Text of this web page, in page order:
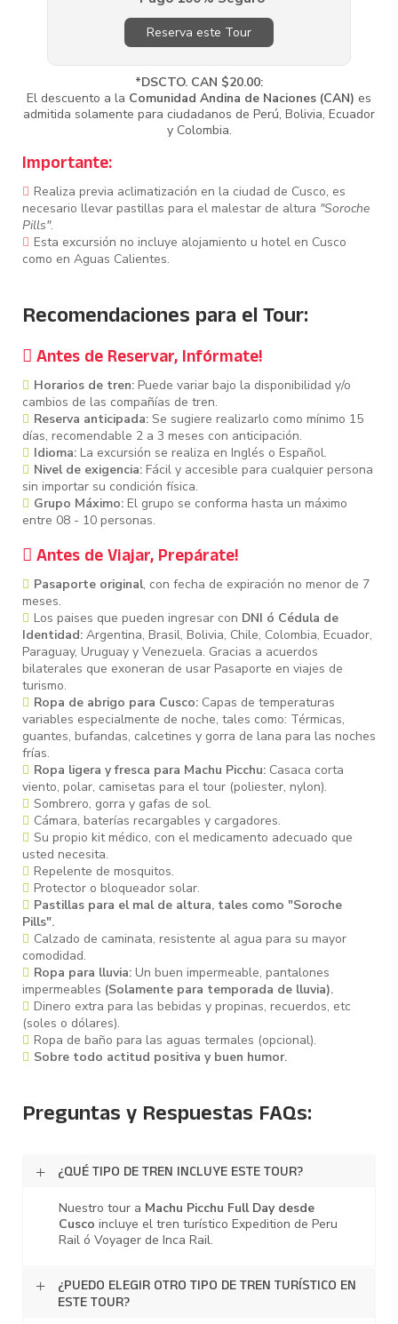
Actividades:Cultural y Arqueológico.
Altitud Cusco:3,350 m (10,990 pies).
Altitud Aguas Calientes:2,020 m (6,627 pies).
Altitud Machu Picchu:2,430 m (7,972 pies).
Reserva este Tour
*DSCTO. CAN $20.00:
El descuento a la Comunidad Andina de Naciones (CAN) es
admitida solamente para ciudadanos de Perú, Bolivia, Ecuador
y Colombia.
Importante:
Realiza previa aclimatización en la ciudad de Cusco, es
necesario llevar pastillas para el malestar de altura "Soroche
Pills".
Esta excursión no incluye alojamiento u hotel en Cusco
como en Aguas Calientes.
Recomendaciones para el Tour:
Antes de Reservar, Infórmate!
Horarios de tren: Puede variar bajo la disponibilidad y/o
cambios de las compañías de tren.
Reserva anticipada: Se sugiere realizarlo como mínimo 15
días, recomendable 2 a 3 meses con anticipación.
Idioma: La excursión se realiza en Inglés o Español.
Nivel de exigencia: Fácil y accesible para cualquier persona
sin importar su condición física.
Grupo Máximo: El grupo se conforma hasta un máximo
entre 08 - 10 personas.
Antes de Viajar, Prepárate!
Pasaporte original, con fecha de expiración no menor de 7
meses.
Los paises que pueden ingresar con DNI ó Cédula de
Identidad: Argentina, Brasil, Bolivia, Chile, Colombia, Ecuador,
Paraguay, Uruguay y Venezuela. Gracias a acuerdos
bilaterales que exoneran de usar Pasaporte en viajes de
turismo.
Ropa de abrigo para Cusco: Capas de temperaturas
variables especialmente de noche, tales como: Térmicas,
guantes, bufandas, calcetines y gorra de lana para las noches
frías.
Ropa ligera y fresca para Machu Picchu: Casaca corta
viento, polar, camisetas para el tour (poliester, nylon).
Sombrero, gorra y gafas de sol.
Cámara, baterías recargables y cargadores.
Su propio kit médico, con el medicamento adecuado que
usted necesita.
Repelente de mosquitos.
Protector o bloqueador solar.
Pastillas para el mal de altura, tales como "Soroche
Pills".
Calzado de caminata, resistente al agua para su mayor
comodidad.
Ropa para lluvia: Un buen impermeable, pantalones
impermeables (Solamente para temporada de lluvia).
Dinero extra para las bebidas y propinas, recuerdos, etc
(soles o dólares).
Ropa de baño para las aguas termales (opcional).
Sobre todo actitud positiva y buen humor.
Preguntas y Respuestas FAQs:
¿QUÉ TIPO DE TREN INCLUYE ESTE TOUR?
Nuestro tour a Machu Picchu Full Day desde
Cusco incluye el tren turístico Expedition de Peru
Rail ó Voyager de Inca Rail.
¿PUEDO ELEGIR OTRO TIPO DE TREN TURÍSTICO EN
ESTE TOUR?